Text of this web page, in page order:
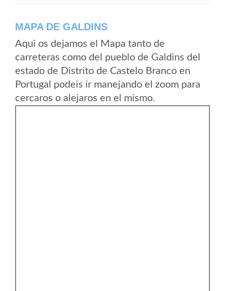
MAPA DE GALDINS
Aqui os dejamos el Mapa tanto de
carreteras como del pueblo de Galdins del
estado de Distrito de Castelo Branco en
Portugal podeis ir manejando el zoom para
cercaros o alejaros en el mismo.